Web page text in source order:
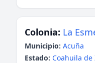
Colonia: La
Municipio: Acuña
Estado: Coahuila de